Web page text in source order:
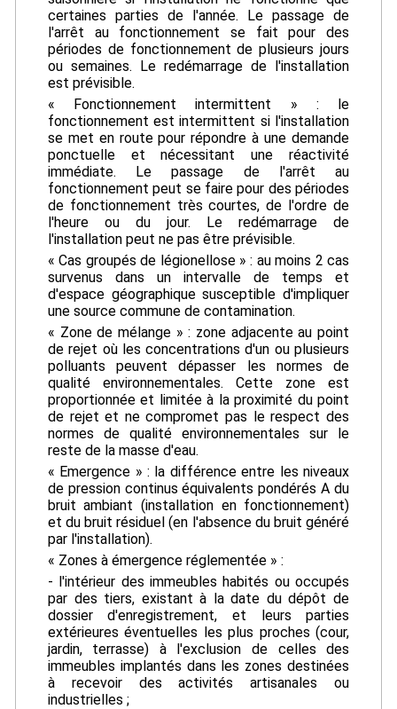
certaines parties de l'année. Le passage de
l'arrêt au fonctionnement se fait pour des
périodes de fonctionnement de plusieurs jours
ou semaines. Le redémarrage de l'installation
est prévisible.
« Fonctionnement intermittent » : le
fonctionnement est intermittent si l'installation
se met en route pour répondre à une demande
ponctuelle et nécessitant une réactivité
immédiate. Le passage de l'arrêt au
fonctionnement peut se faire pour des périodes
de fonctionnement très courtes, de l'ordre de
l'heure ou du jour. Le redémarrage de
l'installation peut ne pas être prévisible.
« Cas groupés de légionellose » : au moins 2 cas
survenus dans un intervalle de temps et
d'espace géographique susceptible d'impliquer
une source commune de contamination.
« Zone de mélange » : zone adjacente au point
de rejet où les concentrations d'un ou plusieurs
polluants peuvent dépasser les normes de
qualité environnementales. Cette zone est
proportionnée et limitée à la proximité du point
de rejet et ne compromet pas le respect des
normes de qualité environnementales sur le
reste de la masse d'eau.
« Emergence » : la différence entre les niveaux
de pression continus équivalents pondérés A du
bruit ambiant (installation en fonctionnement)
et du bruit résiduel (en l'absence du bruit généré
par l'installation).
« Zones à émergence réglementée » :
- l'intérieur des immeubles habités ou occupés
par des tiers, existant à la date du dépôt de
dossier d'enregistrement, et leurs parties
extérieures éventuelles les plus proches (cour,
jardin, terrasse) à l'exclusion de celles des
immeubles implantés dans les zones destinées
à recevoir des activités artisanales ou
industrielles ;